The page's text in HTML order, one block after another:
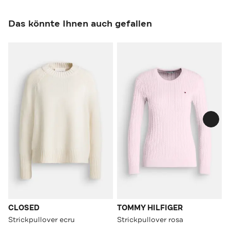
Das könnte Ihnen auch gefallen
CLOSED
Strickpullover ecru
TOMMY HILFIGER
Strickpullover rosa